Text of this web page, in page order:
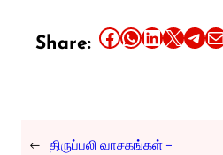
Share: Share this article on Facebook Share this article on WhatsApp Share this article on LinkedIn Share this article on X Share this article on TelegramEmail this Article
← திருப்பலி வாசகங்கள் –